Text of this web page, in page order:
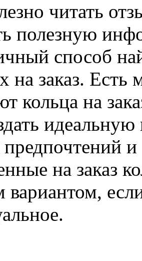
читать
полезную
способ
на заказ.
кольца на
на заказ
вариантом,